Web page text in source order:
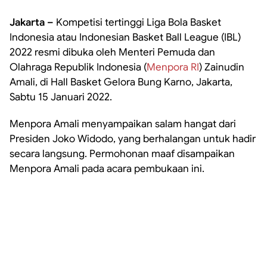
Jakarta – Kompetisi tertinggi Liga Bola Basket
Indonesia atau Indonesian Basket Ball League (IBL)
2022 resmi dibuka oleh Menteri Pemuda dan
Olahraga Republik Indonesia (Menpora RI) Zainudin
Amali, di Hall Basket Gelora Bung Karno, Jakarta,
Sabtu 15 Januari 2022.
Menpora Amali menyampaikan salam hangat dari
Presiden Joko Widodo, yang berhalangan untuk hadir
secara langsung. Permohonan maaf disampaikan
Menpora Amali pada acara pembukaan ini.